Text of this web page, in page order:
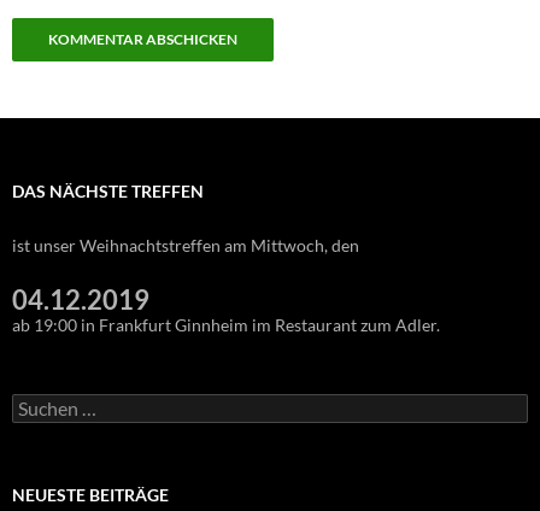
DAS NÄCHSTE TREFFEN
ist unser Weihnachtstreffen am Mittwoch, den
04.12.2019
ab 19:00 in Frankfurt Ginnheim im Restaurant zum Adler.
Suchen
nach:
NEUESTE BEITRÄGE